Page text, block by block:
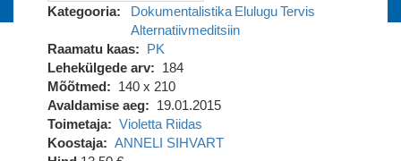
Kategooria Dokumentalistika Elulugu Tervis
Alternatiivmeditsiin
Raamatu kaas
PK
Lehekülgede arv
184
Mõõtmed
140 x 210
Avaldamise aeg
19.01.2015
Toimetaja
Violetta Riidas
Koostaja
ANNELI SIHVART